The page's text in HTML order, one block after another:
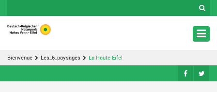
Bienvenue Les_6_paysages La Haute Eifel